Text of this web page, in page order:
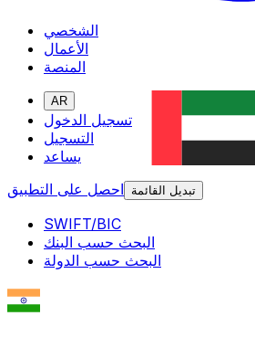
الشخصي
الأعمال
المنصة
AR
تسجيل الدخول
التسجيل
يساعد
احصل على التطبيق
تبديل القائمة
SWIFT/BIC
البحث حسب البنك
البحث حسب الدولة